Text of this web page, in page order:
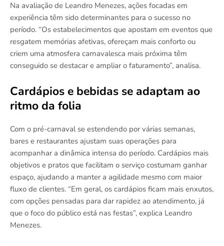
Na avaliação de Leandro Menezes, ações focadas em
experiência têm sido determinantes para o sucesso no
período. “Os estabelecimentos que apostam em eventos que
resgatem memórias afetivas, ofereçam mais conforto ou
criem uma atmosfera carnavalesca mais próxima têm
conseguido se destacar e ampliar o faturamento”, analisa.
Cardápios e bebidas se adaptam ao
ritmo da folia
Com o pré-carnaval se estendendo por várias semanas,
bares e restaurantes ajustam suas operações para
acompanhar a dinâmica intensa do período. Cardápios mais
objetivos e pratos que facilitam o serviço costumam ganhar
espaço, ajudando a manter a agilidade mesmo com maior
fluxo de clientes. “Em geral, os cardápios ficam mais enxutos,
com opções pensadas para dar rapidez ao atendimento, já
que o foco do público está nas festas”, explica Leandro
Menezes.